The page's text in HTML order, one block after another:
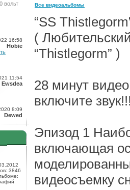
вольт
16:58
Hobie
11:54
Ewsdea
8:09
Dewed
3846
Все видеоальбомы
“SS
(
“Thistlegorm” )
28 минут
включите
Эпизод 1
включающая
видеосъемку